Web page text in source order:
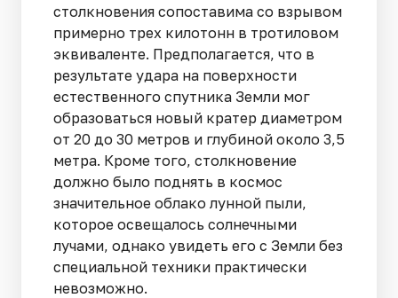
столкновения сопоставима со взрывом
примерно трех килотонн в тротиловом
эквиваленте. Предполагается, что в
результате удара на поверхности
естественного спутника Земли мог
образоваться новый кратер диаметром
от 20 до 30 метров и глубиной около 3,5
метра. Кроме того, столкновение
должно было поднять в космос
значительное облако лунной пыли,
которое освещалось солнечными
лучами, однако увидеть его с Земли без
специальной техники практически
невозможно.